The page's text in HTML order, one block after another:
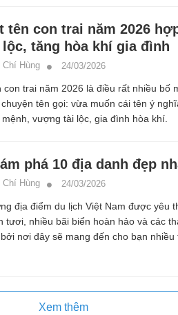
tên con trai năm 2026
tăng hòa khí gia đình
Chí Hùng 24/03/2026
con trai năm 2026 là điều rất nhiều bố
tên gọi: vừa muốn cái tên ý
mệnh, vượng tài lộc, gia đình hòa khí.
phá 10 địa danh đẹp
Chí Hùng 24/03/2026
địa điểm du lịch Việt Nam được yêu
tươi, nhiều bãi biển hoàn hảo và các
nơi đây sẽ mang đến cho bạn nhiều
Xem thêm